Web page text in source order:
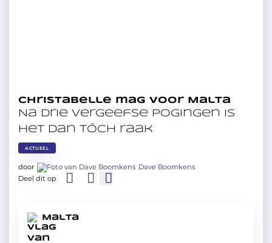
Christabelle mag voor Malta
Na drie vergeefse pogingen is
het dan tóch raak
ACTUEEL
door
Dave Boomkens
Deel dit op
Malta